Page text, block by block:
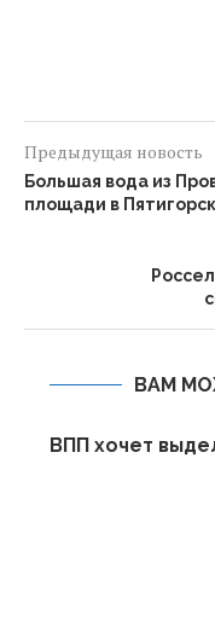
Предыдущая новость
Большая вода из
площади в
ВАМ
ВПП хочет